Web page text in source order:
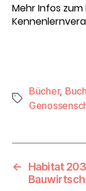
Mehr Infos
Schlagwörter
Bücher,
←
Habitat